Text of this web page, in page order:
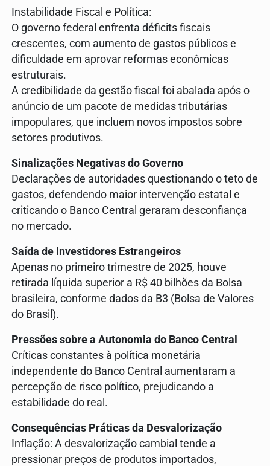
Instabilidade Fiscal e Política:
O governo federal enfrenta déficits fiscais
crescentes, com aumento de gastos públicos e
dificuldade em aprovar reformas econômicas
estruturais.
A credibilidade da gestão fiscal foi abalada após o
anúncio de um pacote de medidas tributárias
impopulares, que incluem novos impostos sobre
setores produtivos.
Sinalizações Negativas do Governo
Declarações de autoridades questionando o teto de
gastos, defendendo maior intervenção estatal e
criticando o Banco Central geraram desconfiança
no mercado.
Saída de Investidores Estrangeiros
Apenas no primeiro trimestre de 2025, houve
retirada líquida superior a R$ 40 bilhões da Bolsa
brasileira, conforme dados da B3 (Bolsa de Valores
do Brasil).
Pressões sobre a Autonomia do Banco Central
Críticas constantes à política monetária
independente do Banco Central aumentaram a
percepção de risco político, prejudicando a
estabilidade do real.
Consequências Práticas da Desvalorização
Inflação: A desvalorização cambial tende a
pressionar preços de produtos importados,